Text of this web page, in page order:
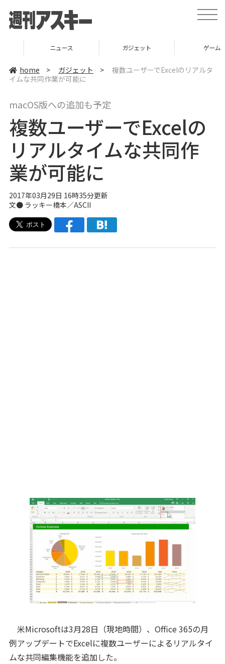
t
o
e
v
ガジェット
home > ガジェット >
複数ユーザーでExcelのリアルタ
イムな共同作業が可能に
macOS版への追加も予定
複数ユーザーでExcelの
リアルタイムな共同作
業が可能に
2017年03月29日 16時35分更新
文● ラッキー橋本／ASCII
米Microsoftは3月28日（現地時間）、Office 365の月
例アップデートでExcelに複数ユーザーによるリアルタイ
ムな共同編集機能を追加した。